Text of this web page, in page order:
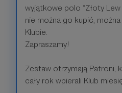
wyjątkowe polo “Złoty
nie można go kupić,
Klubie.
Zapraszamy!
Zestaw otrzymają Patroni,
cały rok wpierali Klub